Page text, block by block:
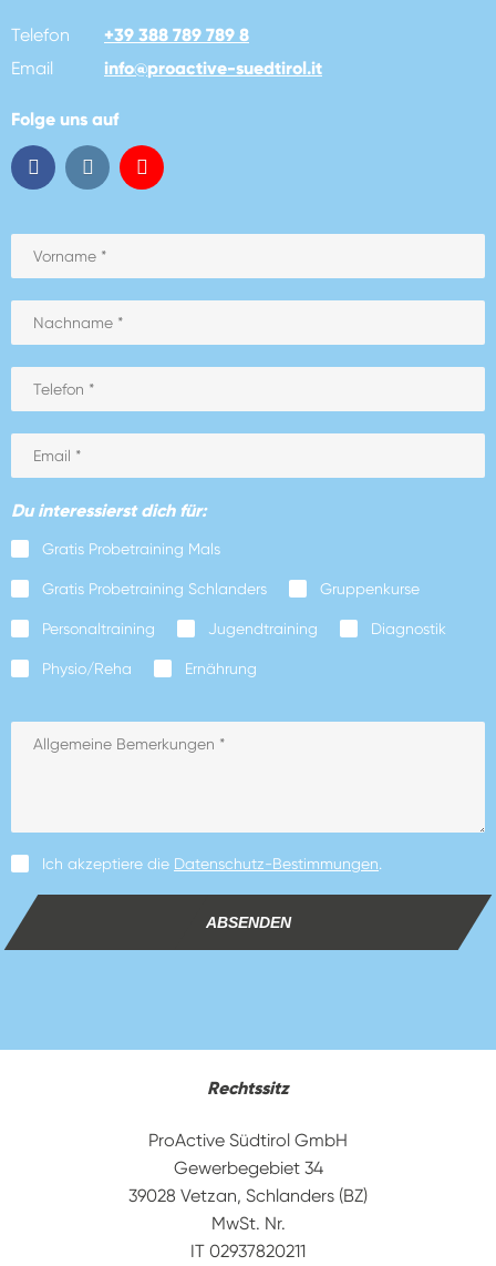
Telefon
+39 388 789 789 8
Email
info@proactive-suedtirol.it
Folge uns auf
Du interessierst dich für:
Gratis Probetraining Mals
Gratis Probetraining Schlanders Gruppenkurse
Personaltraining Jugendtraining Diagnostik
Physio/Reha Ernährung
Ich akzeptiere die Datenschutz-Bestimmungen.
ABSENDEN
Rechtssitz
ProActive Südtirol GmbH
Gewerbegebiet 34
39028 Vetzan, Schlanders (BZ)
MwSt. Nr.
IT 02937820211